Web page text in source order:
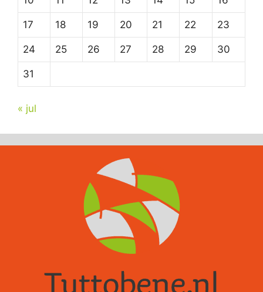
17 18 19 20 21 22 23
24 25 26 27 28 29 30
31
« jul